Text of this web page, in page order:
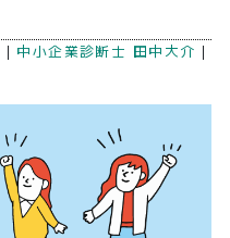
｜ 中小企業診断士 田中大介 ｜